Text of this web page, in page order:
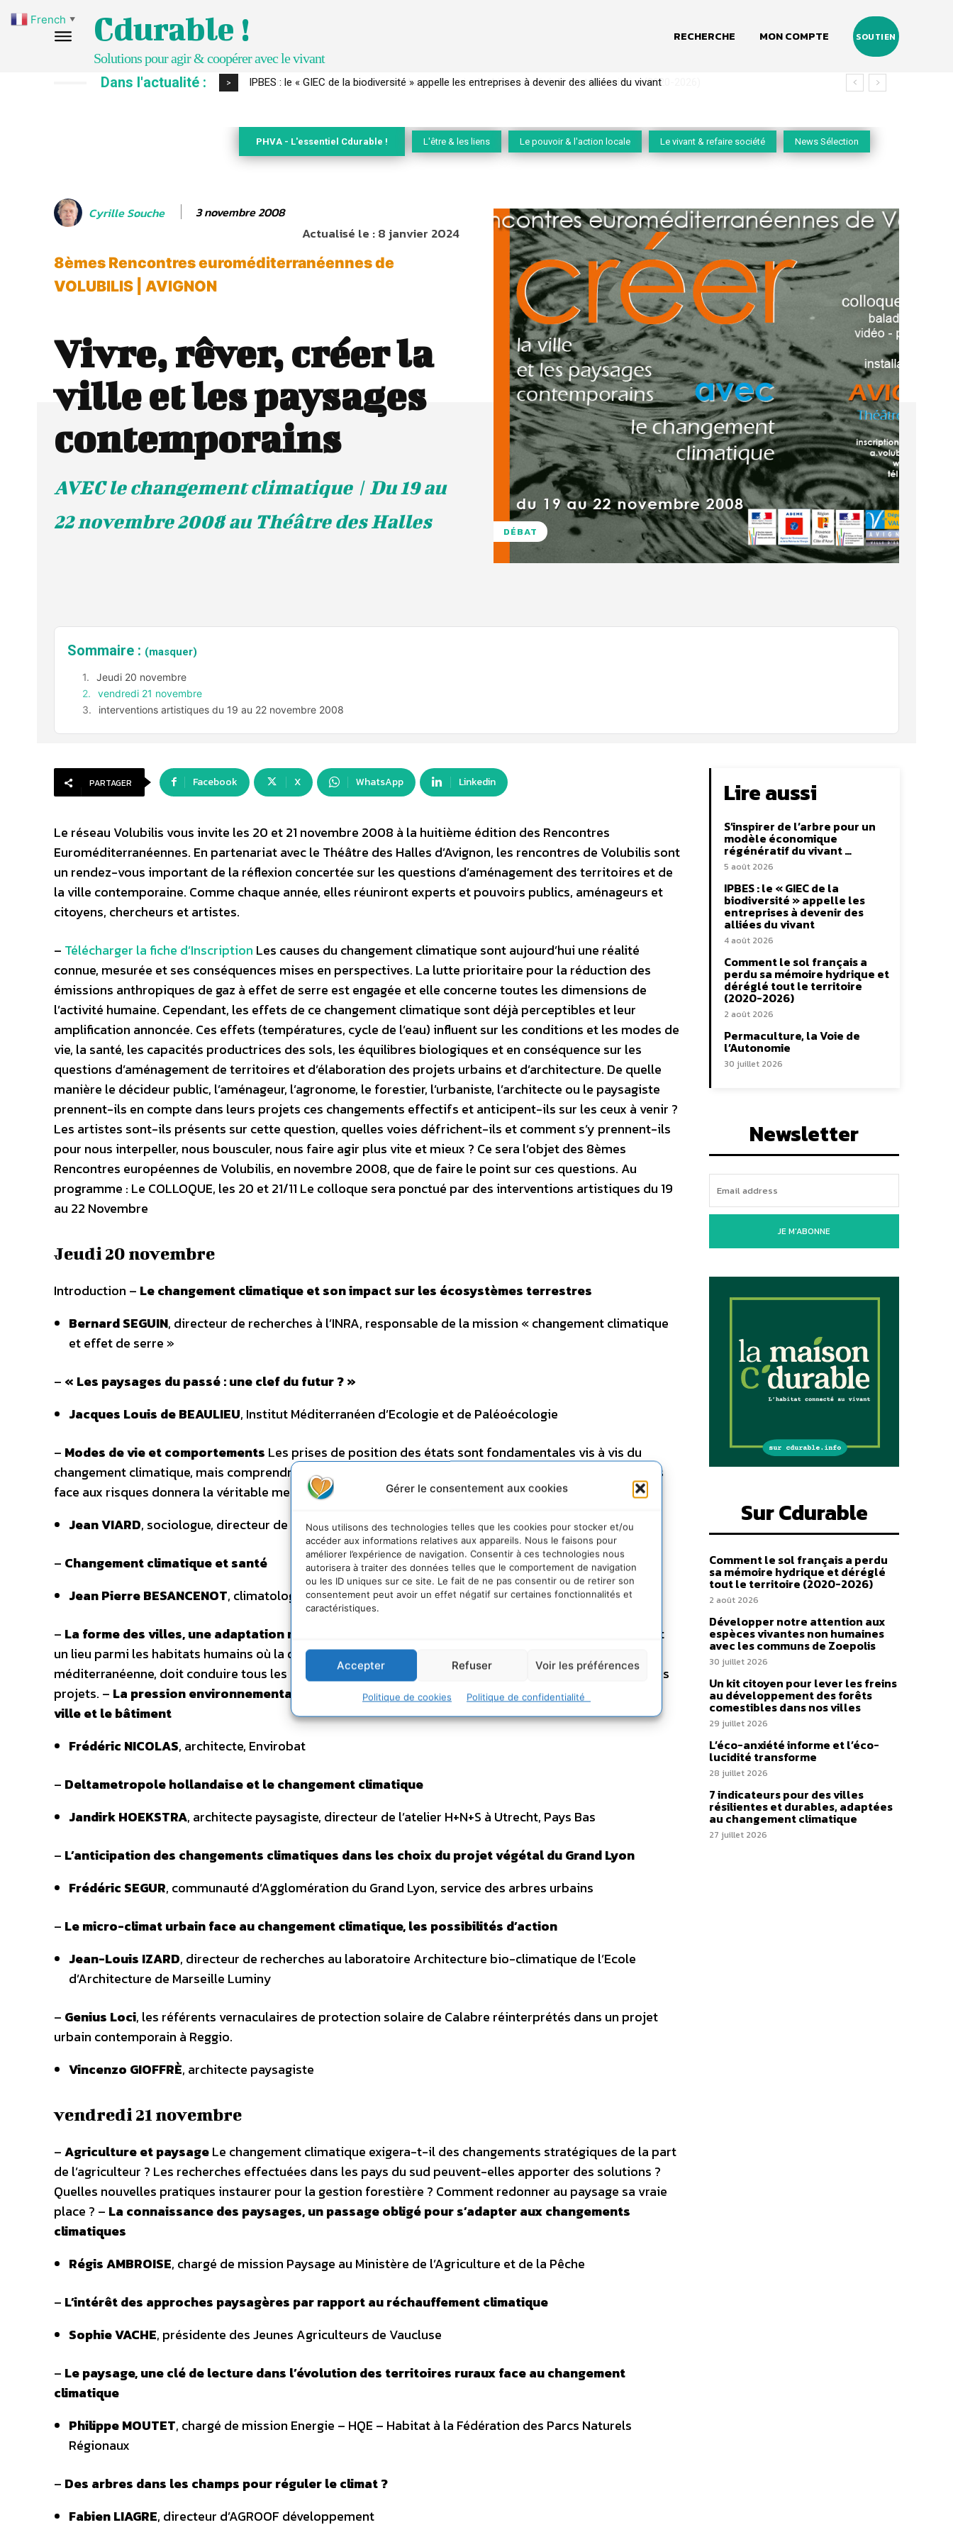
Gérer le consentement aux cookies
Nous utilisons des technologies telles que les cookies pour stocker et/ou
accéder aux informations relatives aux appareils. Nous le faisons pour
améliorer l’expérience de navigation. Consentir à ces technologies nous
autorisera à traiter des données telles que le comportement de navigation
ou les ID uniques sur ce site. Le fait de ne pas consentir ou de retirer son
consentement peut avoir un effet négatif sur certaines fonctionnalités et
caractéristiques.
Accepter Refuser Voir les préférences
Politique de cookies Politique de confidentialité
Cdurable !
Solutions pour agir & coopérer avec le vivant
RECHERCHE MON COMPTE SOUTIEN
Dans l'actualité : > Comment le sol français a perdu sa mémoire hydrique et déréglé tout le territoire (2020-2026)
PHVA - L'essentiel Cdurable ! L'être & les liens Le pouvoir & l'action locale Le vivant & refaire société News Sélection
Cyrille Souche 3 novembre 2008
Actualisé le :8 janvier 2024
8èmes Rencontres euroméditerranéennes de
VOLUBILIS | AVIGNON
Vivre, rêver, créer la
ville et les paysages
contemporains
AVEC le changement climatique | Du 19 au
22 novembre 2008 au Théâtre des Halles
DÉBAT
Sommaire : (masquer)
Jeudi 20 novembre
vendredi 21 novembre
interventions artistiques du 19 au 22 novembre 2008
PARTAGER Facebook X WhatsApp Linkedin
Le réseau Volubilis vous invite les 20 et 21 novembre 2008 à la huitième édition des Rencontres
Euroméditerranéennes. En partenariat avec le Théâtre des Halles d’Avignon, les rencontres de Volubilis sont
un rendez-vous important de la réflexion concertée sur les questions d’aménagement des territoires et de
la ville contemporaine. Comme chaque année, elles réuniront experts et pouvoirs publics, aménageurs et
citoyens, chercheurs et artistes.
– Télécharger la fiche d’Inscription Les causes du changement climatique sont aujourd’hui une réalité
connue, mesurée et ses conséquences mises en perspectives. La lutte prioritaire pour la réduction des
émissions anthropiques de gaz à effet de serre est engagée et elle concerne toutes les dimensions de
l’activité humaine. Cependant, les effets de ce changement climatique sont déjà perceptibles et leur
amplification annoncée. Ces effets (températures, cycle de l’eau) influent sur les conditions et les modes de
vie, la santé, les capacités productrices des sols, les équilibres biologiques et en conséquence sur les
questions d’aménagement de territoires et d’élaboration des projets urbains et d’architecture. De quelle
manière le décideur public, l’aménageur, l’agronome, le forestier, l’urbaniste, l’architecte ou le paysagiste
prennent-ils en compte dans leurs projets ces changements effectifs et anticipent-ils sur les ceux à venir ?
Les artistes sont-ils présents sur cette question, quelles voies défrichent-ils et comment s’y prennent-ils
pour nous interpeller, nous bousculer, nous faire agir plus vite et mieux ? Ce sera l’objet des 8èmes
Rencontres européennes de Volubilis, en novembre 2008, que de faire le point sur ces questions. Au
programme : Le COLLOQUE, les 20 et 21/11 Le colloque sera ponctué par des interventions artistiques du 19
au 22 Novembre
Jeudi 20 novembre
Introduction – Le changement climatique et son impact sur les écosystèmes terrestres
Bernard SEGUIN, directeur de recherches à l’INRA, responsable de la mission « changement climatique
et effet de serre »
– « Les paysages du passé : une clef du futur ? »
Jacques Louis de BEAULIEU, Institut Méditerranéen d’Ecologie et de Paléoécologie
– Modes de vie et comportements Les prises de position des états sont fondamentales vis à vis du
changement climatique, mais comprendre et accompagner les évolutions des modes de vie des hommes
face aux risques donnera la véritable mesure du changement. –Nouveaux comportements
Jean VIARD, sociologue, directeur de recherches au CNRS
– Changement climatique et santé
Jean Pierre BESANCENOT, climatologue, directeur de recherche au CNRS
– La forme des villes, une adaptation nécessaire
Bulles de chaleur, canicule, minéralisation, la ville est
un lieu parmi les habitats humains où la question climatique, et particulièrement en région
méditerranéenne, doit conduire tous les gestionnaires de la ville à anticiper cette amplification dans leurs
projets. – La pression environnementale et l’architecture bioclimatique : un moyen de repenser la
ville et le bâtiment
Frédéric NICOLAS, architecte, Envirobat
– Deltametropole hollandaise et le changement climatique
Jandirk HOEKSTRA, architecte paysagiste, directeur de l’atelier H+N+S à Utrecht, Pays Bas
– L’anticipation des changements climatiques dans les choix du projet végétal du Grand Lyon
Frédéric SEGUR, communauté d’Agglomération du Grand Lyon, service des arbres urbains
– Le micro-climat urbain face au changement climatique, les possibilités d’action
Jean-Louis IZARD, directeur de recherches au laboratoire Architecture bio-climatique de l’Ecole
d’Architecture de Marseille Luminy
– Genius Loci, les référents vernaculaires de protection solaire de Calabre réinterprétés dans un projet
urbain contemporain à Reggio.
Vincenzo GIOFFRÈ, architecte paysagiste
vendredi 21 novembre
–Agriculture et paysageLe changement climatique exigera-t-il des changements stratégiques de la part
de l’agriculteur ? Les recherches effectuées dans les pays du sud peuvent-elles apporter des solutions ?
Quelles nouvelles pratiques instaurer pour la gestion forestière ? Comment redonner au paysage sa vraie
place ? – La connaissance des paysages, un passage obligé pour s’adapter aux changements
climatiques
Régis AMBROISE, chargé de mission Paysage au Ministère de l’Agriculture et de la Pêche
– L’intérêt des approches paysagères par rapport au réchauffement climatique
Sophie VACHE, présidente des Jeunes Agriculteurs de Vaucluse
– Le paysage, une clé de lecture dans l’évolution des territoires ruraux face au changement
climatique
Philippe MOUTET, chargé de mission Energie – HQE – Habitat à la Fédération des Parcs Naturels
Régionaux
– Des arbres dans les champs pour réguler le climat ?
Fabien LIAGRE, directeur d’AGROOF développement
Lire aussi
S’inspirer de l’arbre pour un
modèle économique
régénératif du vivant …
5 août 2026
IPBES : le « GIEC de la
biodiversité » appelle les
entreprises à devenir des
alliées du vivant
4 août 2026
Comment le sol français a
perdu sa mémoire hydrique et
déréglé tout le territoire
(2020-2026)
2 août 2026
Permaculture, la Voie de
l’Autonomie
30 juillet 2026
Newsletter
JE M'ABONNE
Sur Cdurable
Comment le sol français a perdu
sa mémoire hydrique et déréglé
tout le territoire (2020-2026)
2 août 2026
Développer notre attention aux
espèces vivantes non humaines
avec les communs de Zoepolis
30 juillet 2026
Un kit citoyen pour lever les freins
au développement des forêts
comestibles dans nos villes
29 juillet 2026
L’éco-anxiété informe et l’éco-
lucidité transforme
28 juillet 2026
7 indicateurs pour des villes
résilientes et durables, adaptées
au changement climatique
27 juillet 2026
French ▼